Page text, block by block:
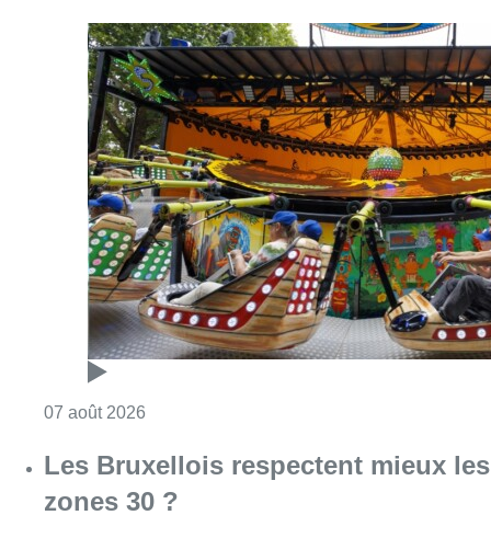
07 août 2026
Les Bruxellois respectent mieux les
zones 30 ?